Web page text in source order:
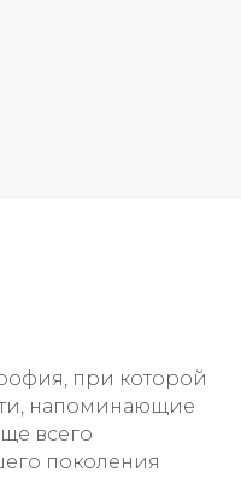
при которой
напоминающие
всего
поколения